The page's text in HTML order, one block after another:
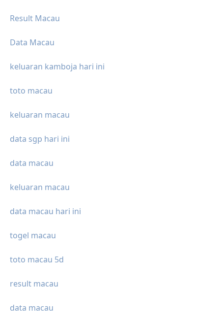
Result Macau
Data Macau
keluaran kamboja hari ini
toto macau
keluaran macau
data sgp hari ini
data macau
keluaran macau
data macau hari ini
togel macau
toto macau 5d
result macau
data macau